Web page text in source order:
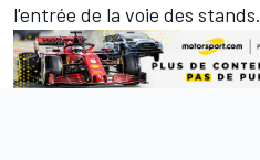
l'entrée de la voie des stands.